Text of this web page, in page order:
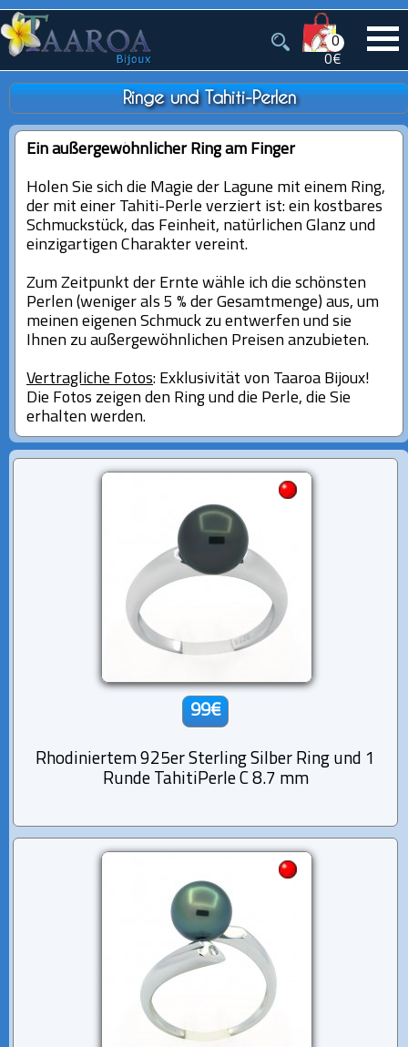
0
0€
Ringe und Tahiti-Perlen
Ein außergewöhnlicher Ring am Finger
Holen Sie sich die Magie der Lagune mit einem Ring,
der mit einer Tahiti-Perle verziert ist: ein kostbares
Schmuckstück, das Feinheit, natürlichen Glanz und
einzigartigen Charakter vereint.
Zum Zeitpunkt der Ernte wähle ich die schönsten
Perlen (weniger als 5 % der Gesamtmenge) aus, um
meinen eigenen Schmuck zu entwerfen und sie
Ihnen zu außergewöhnlichen Preisen anzubieten.
Vertragliche Fotos: Exklusivität von Taaroa Bijoux!
Die Fotos zeigen den Ring und die Perle, die Sie
erhalten werden.
99€
Rhodiniertem 925er Sterling Silber Ring und 1
Runde TahitiPerle C 8.7 mm